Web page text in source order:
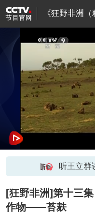
《狂野非洲（
听王立群
[狂野非洲]第十三
作物——苔麸